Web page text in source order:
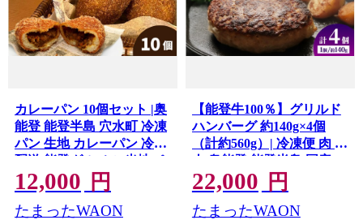
カレーパン 10個セット |奥
能登 能登半島 穴水町 冷凍
パン 生地 カレーパン 冷凍
配送 能登グルメ ご当地パ
ン 手作り おすすめ お取り
寄せ 牛肉 お肉 ゴロゴロ 野
菜
12,000 円
たまったWAON
【能登牛100％】グリルド
ハンバーグ 約140g×4個
（計約560g）| 冷凍便 肉 牛
肉 奥能登 能登半島 国産 ハ
ンバーグ ブランド牛 和牛
黒毛和種 黒毛和牛
22,000 円
たまったWAON